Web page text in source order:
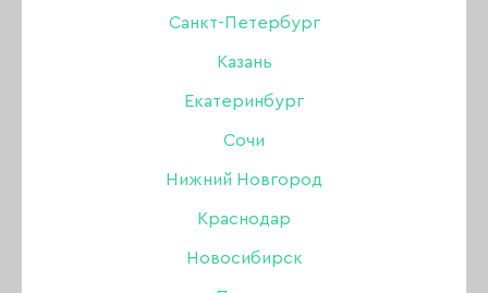
Санкт-Петербург
Казань
Екатеринбург
Сочи
Нижний Новгород
Краснодар
Новосибирск